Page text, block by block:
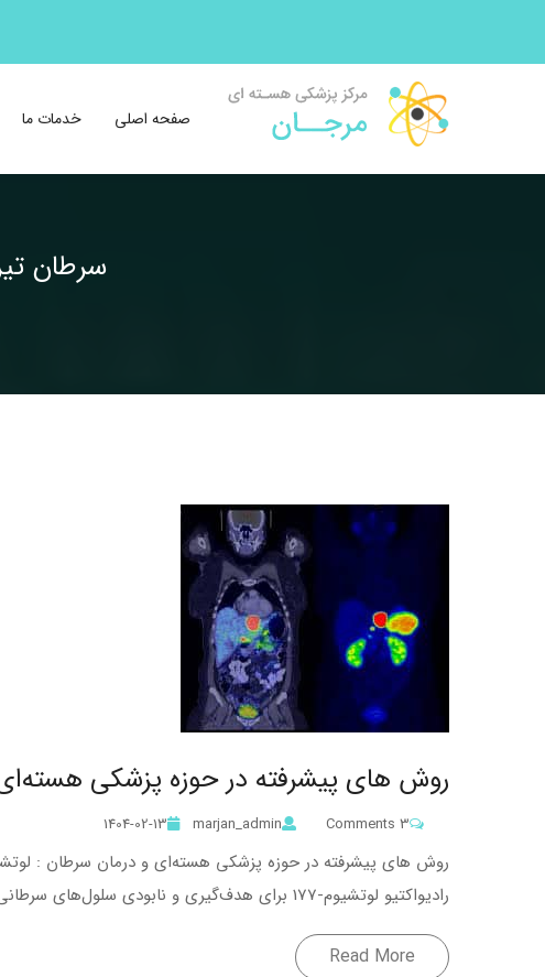
صفحه اصلی خدمات ما
سرطان
روش‌ های پیشرفته در حوزه پزشکی
3 Comments
marjan_admin
1404-02-13
رادیواکتیو لوتشیوم-177 برای هدف‌گیری و نابودی سلول‌های سرطانی استفاده می‌کند. این روش به عنوان یک درمان موضعی و دقیق برای انواع خاصی از سرطان‌ها، به
Read More